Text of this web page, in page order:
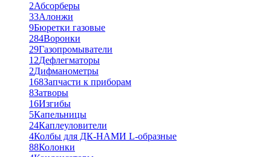
2Абсорберы
33Алонжи
9Бюретки газовые
284Воронки
29Газопромыватели
12Дефлегматоры
2Дифманометры
168Запчасти к приборам
8Затворы
16Изгибы
5Капельницы
24Каплеуловители
4Колбы для ДК-НАМИ L-образные
88Колонки